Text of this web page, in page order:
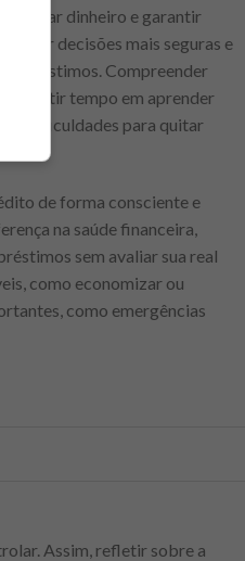
dinheiro e garantir
decisões mais seguras e
Compreender
Investir tempo em aprender
e dificuldades para quitar
de forma consciente e
na saúde financeira,
sem avaliar sua real
como economizar ou
como emergências
Assim, refletir sobre a